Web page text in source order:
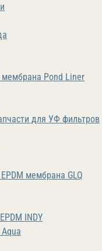
мембрана Pond Liner
для УФ фильтров
мембрана GLQ
INDY